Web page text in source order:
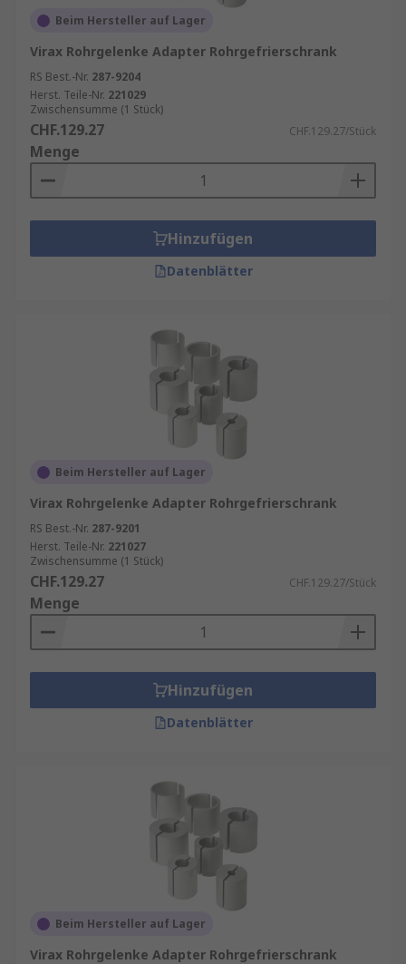
Beim Hersteller auf Lager
Virax Rohrgelenke Adapter Rohrgefrierschrank
RS Best.-Nr. 287-9204
Herst. Teile-Nr. 221029
Zwischensumme (1 Stück)
CHF.129.27 CHF.129.27/Stück
Menge
Hinzufügen
Datenblätter
Beim Hersteller auf Lager
Virax Rohrgelenke Adapter Rohrgefrierschrank
RS Best.-Nr. 287-9201
Herst. Teile-Nr. 221027
Zwischensumme (1 Stück)
CHF.129.27 CHF.129.27/Stück
Menge
Hinzufügen
Datenblätter
Beim Hersteller auf Lager
Virax Rohrgelenke Adapter Rohrgefrierschrank